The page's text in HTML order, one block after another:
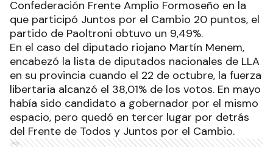
Confederación Frente Amplio Formoseño en la
que participó Juntos por el Cambio 20 puntos, el
partido de Paoltroni obtuvo un 9,49%.
En el caso del diputado riojano Martín Menem,
encabezó la lista de diputados nacionales de LLA
en su provincia cuando el 22 de octubre, la fuerza
libertaria alcanzó el 38,01% de los votos. En mayo
había sido candidato a gobernador por el mismo
espacio, pero quedó en tercer lugar por detrás
del Frente de Todos y Juntos por el Cambio.
Ads